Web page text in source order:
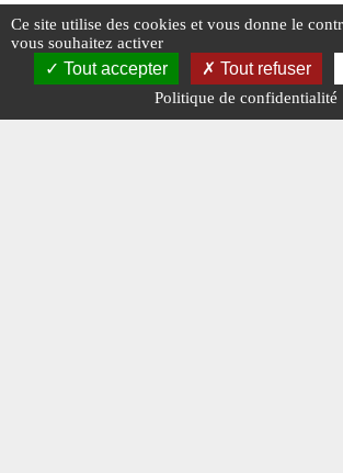
Charge Utile n° 377 de juillet 2024
#N° 377 JUILLET 2024
Ce site utilise des cookies et vous donne le
vous souhaitez activer
Tout accepter Tout refuser
Politique de confidentialité